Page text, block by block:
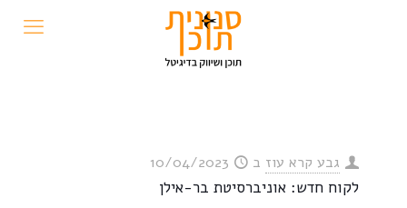
גבע קרא עוז ב 10/04/2023
לקוח חדש: אוניברסיטת בר-אילן